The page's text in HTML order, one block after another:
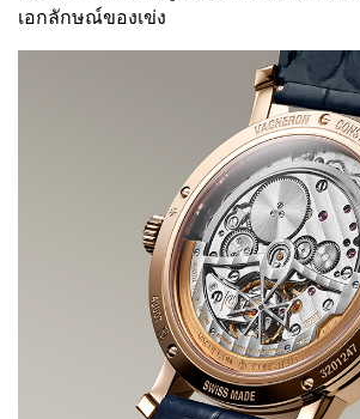
เอกลักษณ์ของเข่ง